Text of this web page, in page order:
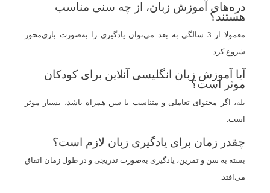
دره‌های آموزش زبان، از چه سنی مناسب
هستند؟
معمولا از 3 سالگی به بعد می‌توان یادگیری را به‌صورت بازی‌محور
شروع کرد.
آیا آموزش زبان انگلیسی آنلاین برای کودکان
موثر است؟
بله، اگر محتوای تعاملی و متناسب با سن همراه باشد، بسیار موثر
است.
چقدر زمان برای یادگیری زبان لازم است؟
بسته به سن و تمرین، یادگیری به‌صورت تدریجی و در طول زمان اتفاق
می‌افتد.